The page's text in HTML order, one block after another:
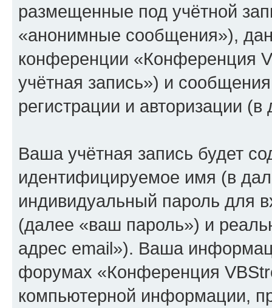
размещенные под учётной
«анонимные сообщения»),
конференции «Конференция
учётная запись») и
регистрации и авторизации
Ваша учётная запись будет
идентифицируемое имя (в
индивидуальный пароль для
(далее «ваш пароль») и
адрес email»). Ваша
форумах «Конференция
компьютерной информации,